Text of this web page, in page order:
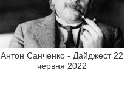
Антон Санченко - Дайджест 22
червня 2022